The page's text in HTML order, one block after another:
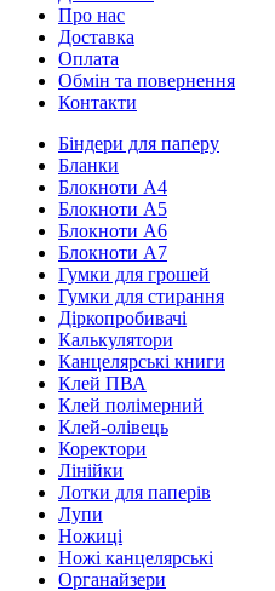
Про нас
Доставка
Оплата
Обмін та повернення
Контакти
Біндери для паперу
Бланки
Блокноти А4
Блокноти А5
Блокноти А6
Блокноти А7
Гумки для грошей
Гумки для стирання
Діркопробивачі
Калькулятори
Канцелярські книги
Клей ПВА
Клей полімерний
Клей-олівець
Коректори
Лінійки
Лотки для паперів
Лупи
Ножиці
Ножі канцелярські
Органайзери